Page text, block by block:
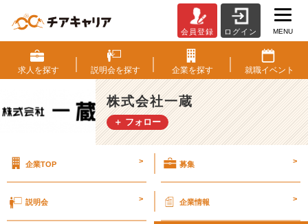
蔵
っ
て
な
に
し
【株
会員登録 ログイン MENU
求人を探す 説明会を探す 企業を探す 就職イベント
株式会社一蔵
＋ フォロー
企業TOP > 募集 >
説明会 > 企業情報 >